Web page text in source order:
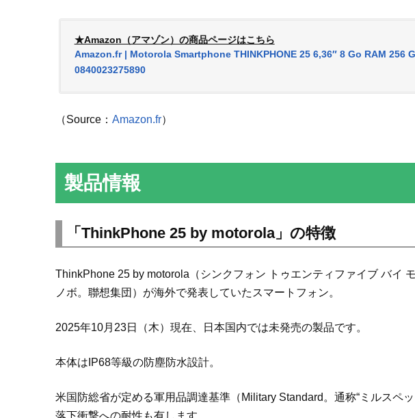
★Amazon（アマゾン）の商品ページはこちら
Amazon.fr | Motorola Smartphone THINKPHONE 25 6,36″ 8 Go RAM 256
0840023275890
（Source： Amazon.fr）
製品情報
「ThinkPhone 25 by motorola」の特徴
ThinkPhone 25 by motorola（シンクフォン トゥエンティファイブ バイ
ノボ。聯想集団）が海外で発表していたスマートフォン。
2025年10月23日（木）現在、日本国内では未発売の製品です。
本体はIP68等級の防塵防水設計。
米国防総省が定める軍用品調達基準（Military Standard。通称“ミルスペ